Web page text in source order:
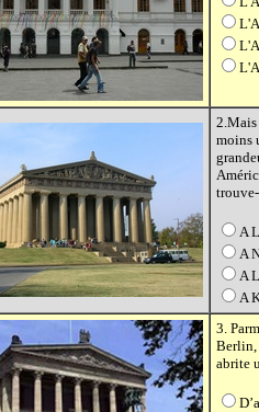
2.Mais
moins
A
A
A
A
3.
Berlin,
abrite